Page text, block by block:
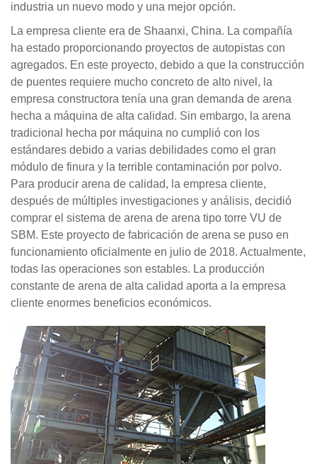
industria un nuevo modo y una mejor opción.
La empresa cliente era de Shaanxi, China. La compañía
ha estado proporcionando proyectos de autopistas con
agregados. En este proyecto, debido a que la construcción
de puentes requiere mucho concreto de alto nivel, la
empresa constructora tenía una gran demanda de arena
hecha a máquina de alta calidad. Sin embargo, la arena
tradicional hecha por máquina no cumplió con los
estándares debido a varias debilidades como el gran
módulo de finura y la terrible contaminación por polvo.
Para producir arena de calidad, la empresa cliente,
después de múltiples investigaciones y análisis, decidió
comprar el sistema de arena de arena tipo torre VU de
SBM. Este proyecto de fabricación de arena se puso en
funcionamiento oficialmente en julio de 2018. Actualmente,
todas las operaciones son estables. La producción
constante de arena de alta calidad aporta a la empresa
cliente enormes beneficios económicos.